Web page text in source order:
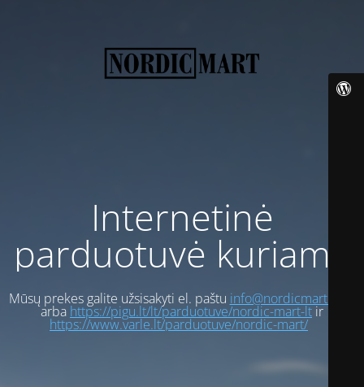
Internetinė
parduotuvė kuriama
Mūsų prekes galite užsisakyti el. paštu info@nordicmart.com
arba https://pigu.lt/lt/parduotuve/nordic-mart-ltir
https://www.varle.lt/parduotuve/nordic-mart/